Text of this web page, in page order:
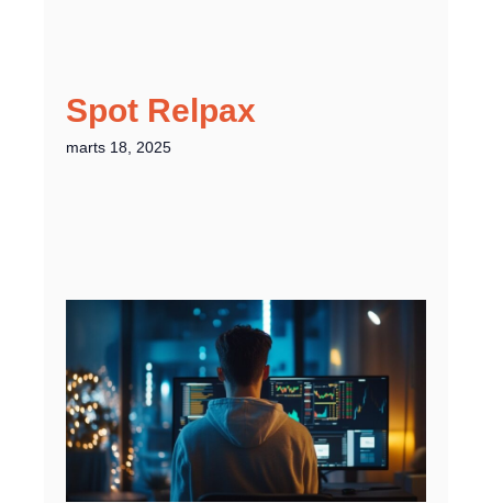
Spot Relpax
marts 18, 2025